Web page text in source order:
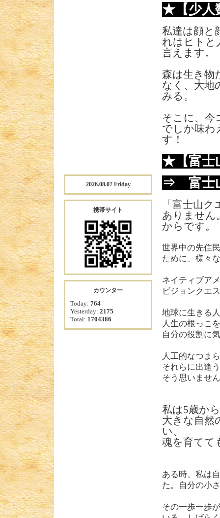
★【少人
私達は顔と
れはヒトと
言えます。
森は生き物
なく、大地
みる。
そこに、今
でしか味わ
す！
★【富
⇒ 富士
「富士山
ありません
からです。
世界中の先住
ために、様々
ネイティブア
ビジョンクエ
地球に生きる
人生の根っこ
自分の役割に
人工的なつま
それらに出逢
そう思いませ
私は5歳か
大きな自然
い、
魂を育てて
ある時、私は
た。自分の小
その一歩一歩
2026.08.07 Friday
携帯サイト
カウンター
Today: 764
Yesterday: 2175
Total: 1704386